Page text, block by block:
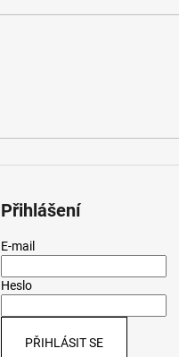
Přihlášení
E-mail
Heslo
PŘIHLÁSIT SE